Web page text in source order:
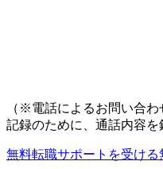
（※電話によるお問い合
記録のために、通話内容を
無料転職サポートを受ける